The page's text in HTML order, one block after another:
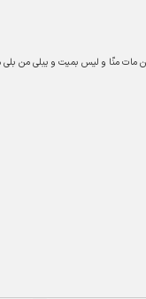
الله عليه و آله أنّه يموت من مات منّا و ليس بميت و يبلى من